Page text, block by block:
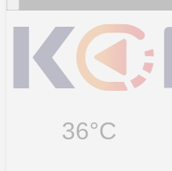
36°C